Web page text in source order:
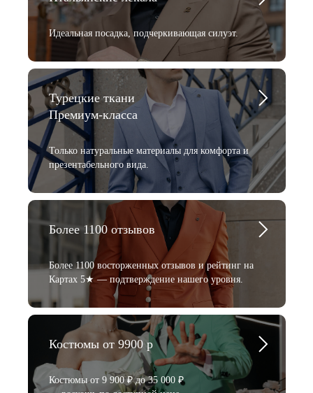
Идеальная посадка, подчеркивающая силуэт.
Турецкие ткани
Премиум-класса
Только натуральные материалы для комфорта и
презентабельного вида.
Более 1100 отзывов
Более 1100 восторженных отзывов и рейтинг на
Картах 5★ — подтверждение нашего уровня.
Костюмы от 9900 р
Костюмы от 9 900 ₽ до 35 000 ₽